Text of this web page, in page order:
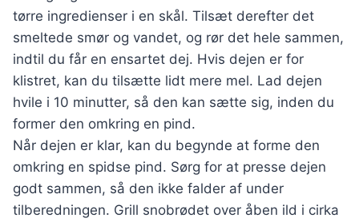
tørre ingredienser i en skål. Tilsæt derefter det
smeltede smør og vandet, og rør det hele sammen,
indtil du får en ensartet dej. Hvis dejen er for
klistret, kan du tilsætte lidt mere mel. Lad dejen
hvile i 10 minutter, så den kan sætte sig, inden du
former den omkring en pind.
Når dejen er klar, kan du begynde at forme den
omkring en spidse pind. Sørg for at presse dejen
godt sammen, så den ikke falder af under
tilberedningen. Grill snobrødet over åben ild i cirka